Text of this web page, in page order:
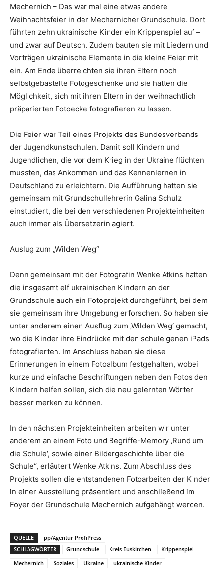
Mechernich – Das war mal eine etwas andere
Weihnachtsfeier in der Mechernicher Grundschule. Dort
führten zehn ukrainische Kinder ein Krippenspiel auf –
und zwar auf Deutsch. Zudem bauten sie mit Liedern und
Vorträgen ukrainische Elemente in die kleine Feier mit
ein. Am Ende überreichten sie ihren Eltern noch
selbstgebastelte Fotogeschenke und sie hatten die
Möglichkeit, sich mit ihren Eltern in der weihnachtlich
präparierten Fotoecke fotografieren zu lassen.
Die Feier war Teil eines Projekts des Bundesverbands
der Jugendkunstschulen. Damit soll Kindern und
Jugendlichen, die vor dem Krieg in der Ukraine flüchten
mussten, das Ankommen und das Kennenlernen in
Deutschland zu erleichtern. Die Aufführung hatten sie
gemeinsam mit Grundschullehrerin Galina Schulz
einstudiert, die bei den verschiedenen Projekteinheiten
auch immer als Übersetzerin agiert.
Auslug zum „Wilden Weg“
Denn gemeinsam mit der Fotografin Wenke Atkins hatten
die insgesamt elf ukrainischen Kindern an der
Grundschule auch ein Fotoprojekt durchgeführt, bei dem
sie gemeinsam ihre Umgebung erforschen. So haben sie
unter anderem einen Ausflug zum ‚Wilden Weg‘ gemacht,
wo die Kinder ihre Eindrücke mit den schuleigenen iPads
fotografierten. Im Anschluss haben sie diese
Erinnerungen in einem Fotoalbum festgehalten, wobei
kurze und einfache Beschriftungen neben den Fotos den
Kindern helfen sollen, sich die neu gelernten Wörter
besser merken zu können.
In den nächsten Projekteinheiten arbeiten wir unter
anderem an einem Foto und Begriffe-Memory ‚Rund um
die Schule‘, sowie einer Bildergeschichte über die
Schule“, erläutert Wenke Atkins. Zum Abschluss des
Projekts sollen die entstandenen Fotoarbeiten der Kinder
in einer Ausstellung präsentiert und anschließend im
Foyer der Grundschule Mechernich aufgehängt werden.
QUELLE
pp/Agentur ProfiPress
SCHLAGWÖRTER
Grundschule Kreis Euskirchen
Krippenspiel
Mechernich
Soziales Ukraine
ukrainische Kinder